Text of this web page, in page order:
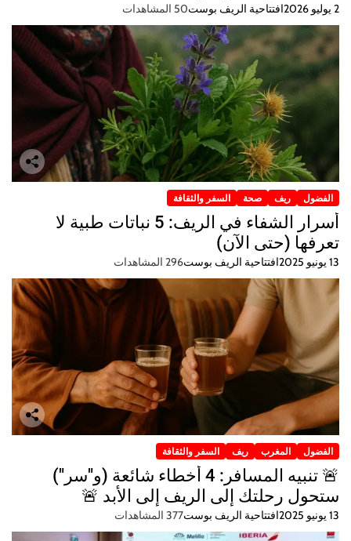
2 يوليو 2026 افتتاحية الريف بوست50 المشاهدات
الفضول ريف صحة السفر والثقافة
أسرار الشفاء في الريف: 5 نباتات طبية لا
تعرفها (حتى الآن)
13 يونيو 2025 افتتاحية الريف بوست296 المشاهدات
الفضول المغرب ريف السفر والثقافة
🚨 تنبيه المسافر: 4 أخطاء شائعة (و"سر")
ستحول رحلتك إلى الريف إلى الأبد 🚨
13 يونيو 2025 افتتاحية الريف بوست377 المشاهدات